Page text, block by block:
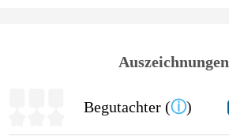
Auszeichnungen
Begutachter (ⓘ)